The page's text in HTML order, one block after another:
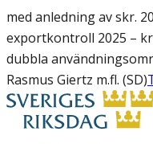
med anledning av skr.
exportkontroll 2025 –
dubbla
Rasmus Giertz m.fl. (SD)